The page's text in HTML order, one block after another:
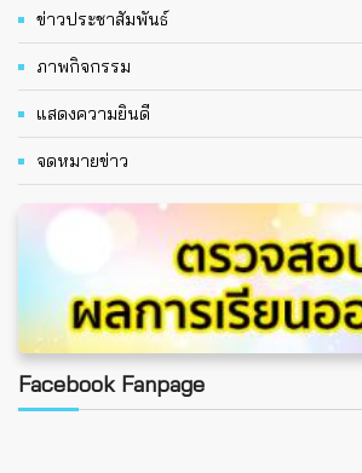
ข่าวประชาสัมพันธ์
ภาพกิจกรรม
แสดงความยินดี
จดหมายข่าว
Facebook Fanpage